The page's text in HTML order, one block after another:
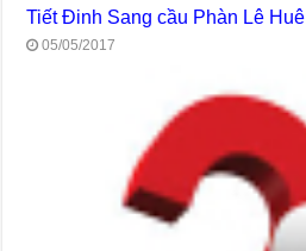
Tiết Đinh Sang cầu Phàn Lê Huê
05/05/2017